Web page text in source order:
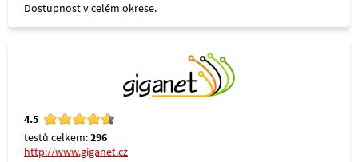
Dostupnost v celém okrese.
4.5
testů celkem:296
http://www.giganet.cz